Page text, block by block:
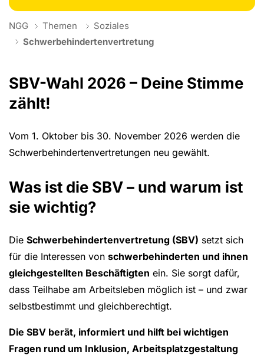
NGG Themen
Soziales
Schwerbehindertenvertretung
SBV-Wahl 2026 – Deine Stimme
zählt!
Vom 1. Oktober bis 30. November 2026 werden die
Schwerbehindertenvertretungen neu gewählt.
Was ist die SBV – und warum ist
sie wichtig?
Die Schwerbehindertenvertretung (SBV) setzt sich
für die Interessen von schwerbehinderten und ihnen
gleichgestellten Beschäftigten ein. Sie sorgt dafür,
dass Teilhabe am Arbeitsleben möglich ist – und zwar
selbstbestimmt und gleichberechtigt.
Die SBV berät, informiert und hilft bei wichtigen
Fragen rund um Inklusion, Arbeitsplatzgestaltung